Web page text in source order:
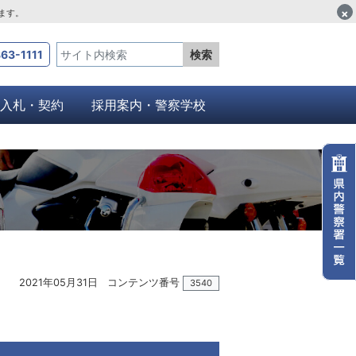
1111 検索
。 ×
入札・契約 採用案内・警察学校
2021年05月31日 コンテンツ番号 3540